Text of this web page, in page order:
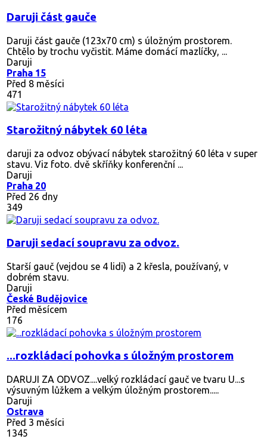
Daruji část gauče
Daruji část gauče (123x70 cm) s úložným prostorem.
Chtělo by trochu vyčistit. Máme domácí mazlíčky, ...
Daruji
Praha 15
Před 8 měsíci
471
Starožitný nábytek 60 léta
daruji za odvoz obývací nábytek starožitný 60 léta v super
stavu. Viz foto. dvě skříňky konferenční ...
Daruji
Praha 20
Před 26 dny
349
Daruji sedací soupravu za odvoz.
Starší gauč (vejdou se 4 lidi) a 2 křesla, používaný, v
dobrém stavu.
Daruji
České Budějovice
Před měsícem
176
...rozkládací pohovka s úložným prostorem
DARUJI ZA ODVOZ....velký rozkládací gauč ve tvaru U...s
výsuvným lůžkem a velkým úložným prostorem.....
Daruji
Ostrava
Před 3 měsíci
1345